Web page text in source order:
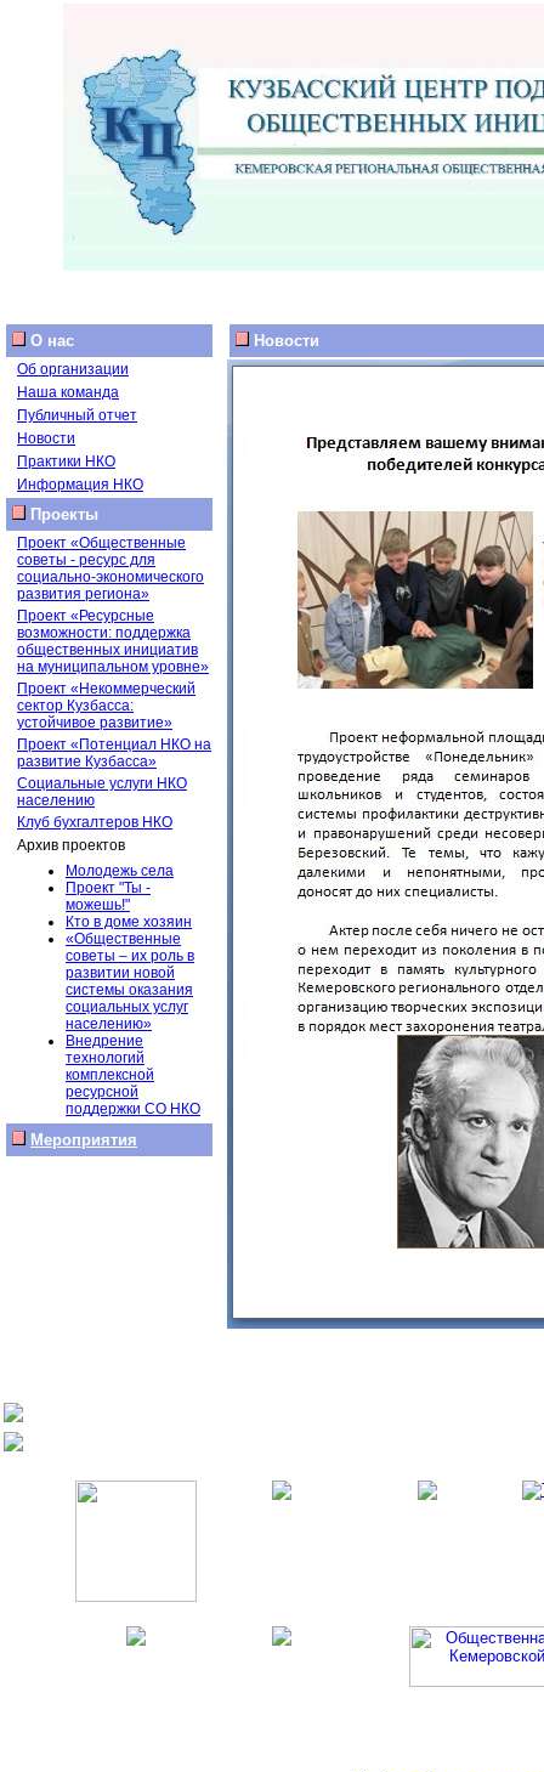
О нас
Об организации
Наша команда
Публичный отчет
Новости
Практики НКО
Информация НКО
Проекты
Проект «Общественные
советы - ресурс для
социально-экономического
развития региона»
Проект «Ресурсные
возможности: поддержка
общественных инициатив
на муниципальном уровне»
Проект «Некоммерческий
сектор Кузбасса:
устойчивое развитие»
Проект «Потенциал НКО на
развитие Кузбасса»
Социальные услуги НКО
населению
Клуб бухгалтеров НКО
Архив проектов
Молодежь села
Проект "Ты -
можешь!"
Кто в доме хозяин
«Общественные
советы – их роль в
развитии новой
системы оказания
социальных услуг
населению»
Внедрение
технологий
комплексной
ресурсной
поддержки СО НКО
Мероприятия
Новости